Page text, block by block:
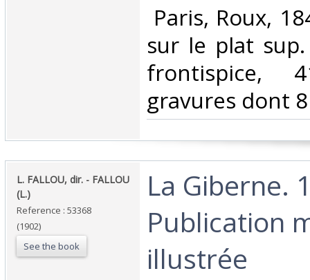
Paris, Roux,
sur le plat
frontispice,
gravures dont
‎L. FALLOU, dir. - FALLOU
(L.)‎
Reference : 53368
(1902)
See the book
‎La Giberne.
Publication
illustrée‎